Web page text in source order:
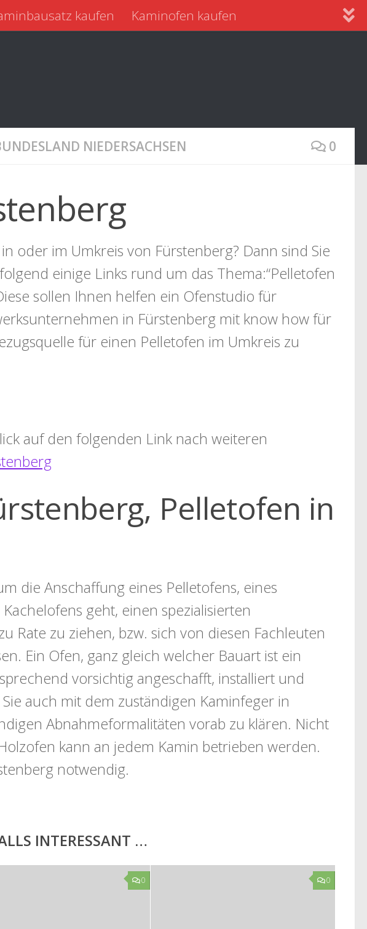
kaufen
Kaminofen kaufen
NIEDERSACHSEN 0
oder im Umkreis von Fürstenberg? Dann sind Sie
einige Links rund um das Thema:“Pelletofen
sollen Ihnen helfen ein Ofenstudio für
in Fürstenberg mit know how für
für einen Pelletofen im Umkreis zu
auf den folgenden Link nach weiteren
Pelletofen in
die Anschaffung eines Pelletofens, eines
geht, einen spezialisierten
Rate zu ziehen, bzw. sich von diesen Fachleuten
Ein Ofen, ganz gleich welcher Bauart ist ein
vorsichtig angeschafft, installiert und
auch mit dem zuständigen Kaminfeger in
Abnahmeformalitäten vorab zu klären. Nicht
kann an jedem Kamin betrieben werden.
notwendig.
INTERESSANT …
0 0